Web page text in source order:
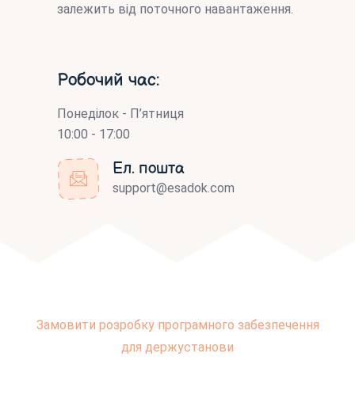
залежить від поточного навантаження.
Робочий час:
Понеділок - П’ятниця
10:00 - 17:00
Ел. пошта
support@esadok.com
Замовити розробку програмного забезпечення
для держустанови